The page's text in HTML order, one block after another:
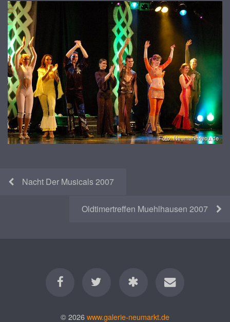
Nacht Der Musicals 2007
Oldtimertreffen Muehlhausen 2007
© 2026www.galerie-neumarkt.de